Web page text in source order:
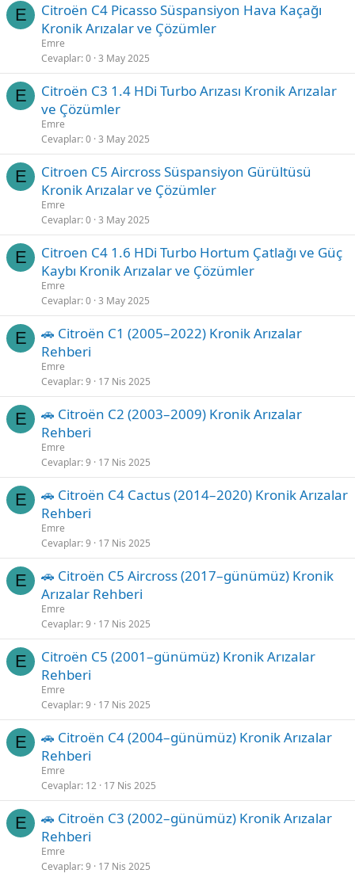
E
Citroën C4 Picasso Süspansiyon Hava Kaçağı
Kronik Arızalar ve Çözümler
Emre
Cevaplar 0 3 May 2025
E
Citroën C3 1.4 HDi Turbo Arızası Kronik Arızalar
ve Çözümler
Emre
Cevaplar 0 3 May 2025
E
Citroen C5 Aircross Süspansiyon Gürültüsü
Kronik Arızalar ve Çözümler
Emre
Cevaplar 0 3 May 2025
E
Citroen C4 1.6 HDi Turbo Hortum Çatlağı ve Güç
Kaybı Kronik Arızalar ve Çözümler
Emre
Cevaplar 0 3 May 2025
E
🚗 Citroën C1 (2005–2022) Kronik Arızalar
Rehberi
Emre
Cevaplar 9 17 Nis 2025
E
🚗 Citroën C2 (2003–2009) Kronik Arızalar
Rehberi
Emre
Cevaplar 9 17 Nis 2025
E
🚗 Citroën C4 Cactus (2014–2020) Kronik Arızalar
Rehberi
Emre
Cevaplar 9 17 Nis 2025
E
🚗 Citroën C5 Aircross (2017–günümüz) Kronik
Arızalar Rehberi
Emre
Cevaplar 9 17 Nis 2025
E
Citroën C5 (2001–günümüz) Kronik Arızalar
Rehberi
Emre
Cevaplar 9 17 Nis 2025
E
🚗 Citroën C4 (2004–günümüz) Kronik Arızalar
Rehberi
Emre
Cevaplar 12 17 Nis 2025
E
🚗 Citroën C3 (2002–günümüz) Kronik Arızalar
Rehberi
Emre
Cevaplar 9 17 Nis 2025